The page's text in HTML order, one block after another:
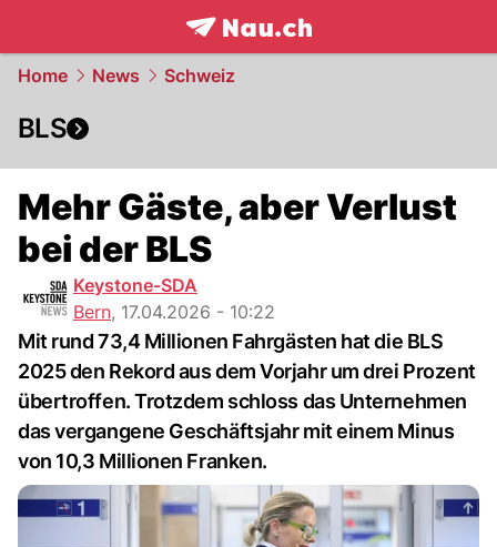
frontpage.NAU.ch
Home News Schweiz
BLS
Mehr Gäste, aber Verlust
bei der BLS
Keystone-SDA
Bern, 17.04.2026 - 10:22
Mit rund 73,4 Millionen Fahrgästen hat die BLS
2025 den Rekord aus dem Vorjahr um drei Prozent
übertroffen. Trotzdem schloss das Unternehmen
das vergangene Geschäftsjahr mit einem Minus
von 10,3 Millionen Franken.